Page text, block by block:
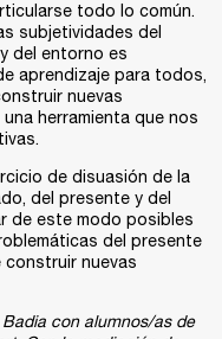
todo lo común.
subjetividades del
del entorno es
aprendizaje para todos,
nuevas
herramienta que nos
de disuasión de la
del presente y del
de este modo posibles
del presente
construir nuevas
con alumnos/as de